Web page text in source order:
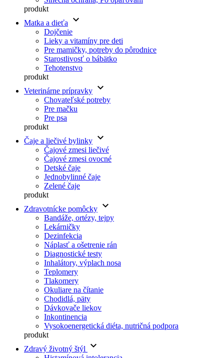
produkt
Matka a dieťa
keyboard_arrow_down
Dojčenie
Lieky a vitamíny pre deti
Pre mamičky, potreby do pôrodnice
Starostlivosť o bábätko
Tehotenstvo
produkt
Veterinárne prípravky keyboard_arrow_down
Chovateľské potreby
Pre mačku
Pre psa
produkt
Čaje a liečivé bylinky keyboard_arrow_down
Čajové zmesi liečivé
Čajové zmesi ovocné
Detské čaje
Jednobylinné čaje
Zelené čaje
produkt
Zdravotnícke pomôcky keyboard_arrow_down
Bandáže, ortézy, tejpy
Lekárničky
Dezinfekcia
Náplasť a ošetrenie rán
Diagnostické testy
Inhalátory, výplach nosa
Teplomery
Tlakomery
Okuliare na čítanie
Chodidlá, päty
Dávkovače liekov
Inkontinencia
Vysokoenergetická diéta, nutričná podpora
produkt
Zdravý životný štýl
keyboard_arrow_down